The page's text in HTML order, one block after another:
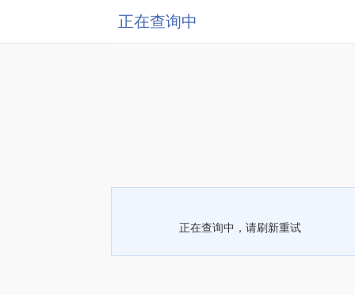
正在查询中
正在查询中，请刷新重试